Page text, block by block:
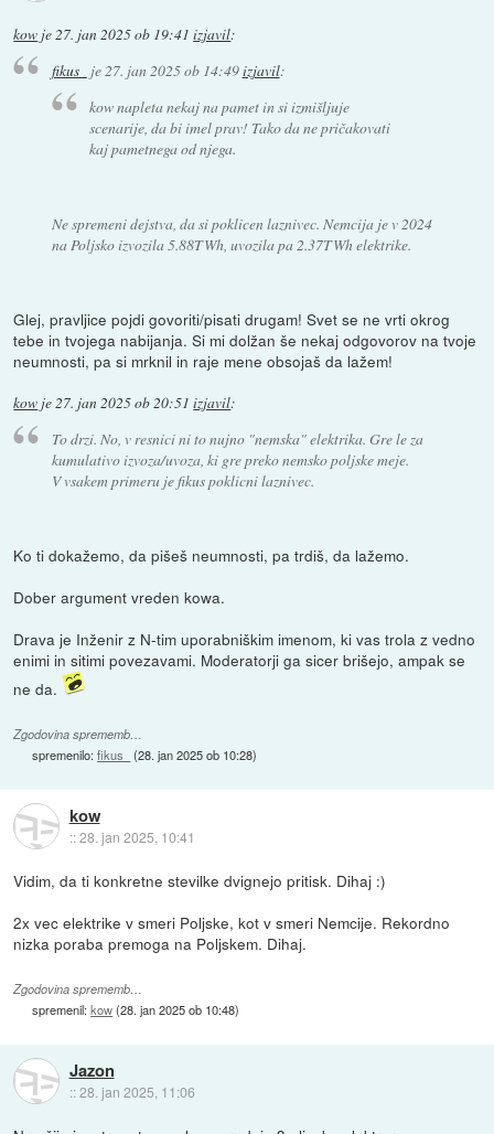
kow je 27. jan 2025 ob 19:41 izjavil:
fikus_ je27. jan 2025 ob 14:49izjavil:
kow napleta nekaj na pamet in si izmišljuje
scenarije, da bi imel prav! Tako da ne pričakovati
kaj pametnega od njega.
Ne spremeni dejstva, da si poklicen laznivec. Nemcija je v 2024
na Poljsko izvozila 5.88TWh, uvozila pa 2.37TWh elektrike.
Glej, pravljice pojdi govoriti/pisati drugam! Svet se ne vrti okrog
tebe in tvojega nabijanja. Si mi dolžan še nekaj odgovorov na tvoje
neumnosti, pa si mrknil in raje mene obsojaš da lažem!
kow je27. jan 2025 ob 20:51 izjavil:
To drzi. No, v resnici ni to nujno "nemska" elektrika. Gre le za
kumulativo izvoza/uvoza, ki gre preko nemsko poljske meje.
V vsakem primeru je fikus poklicni laznivec.
Ko ti dokažemo, da pišeš neumnosti, pa trdiš, da lažemo.
Dober argument vreden kowa.
Drava je Inženir z N-tim uporabniškim imenom, ki vas trola z vedno
enimi in sitimi povezavami. Moderatorji ga sicer brišejo, ampak se
ne da.
Zgodovina sprememb…
spremenilo:fikus_ (28. jan 2025 ob 10:28)
kow
::28. jan 2025, 10:41
Vidim, da ti konkretne stevilke dvignejo pritisk. Dihaj :)
2x vec elektrike v smeri Poljske, kot v smeri Nemcije. Rekordno
nizka poraba premoga na Poljskem. Dihaj.
Zgodovina sprememb…
spremenil:kow(28. jan 2025 ob 10:48)
Jazon
::28. jan 2025, 11:06